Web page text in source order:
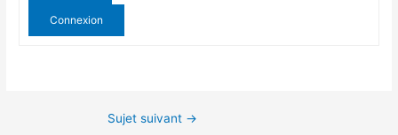
Connexion
Sujet suivant →